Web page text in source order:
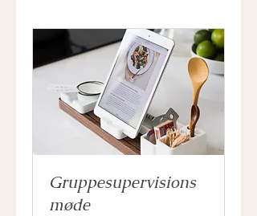
Gruppesupervisions
møde